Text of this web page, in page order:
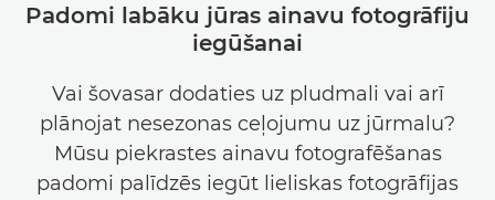
Padomi un paņēmieni fotografēšanai un drukāšanai
Padomi labāku jūras ainavu fotogrāfiju
iegūšanai
Vai šovasar dodaties uz pludmali vai arī
plānojat nesezonas ceļojumu uz jūrmalu?
Mūsu piekrastes ainavu fotografēšanas
padomi palīdzēs iegūt lieliskas fotogrāfijas